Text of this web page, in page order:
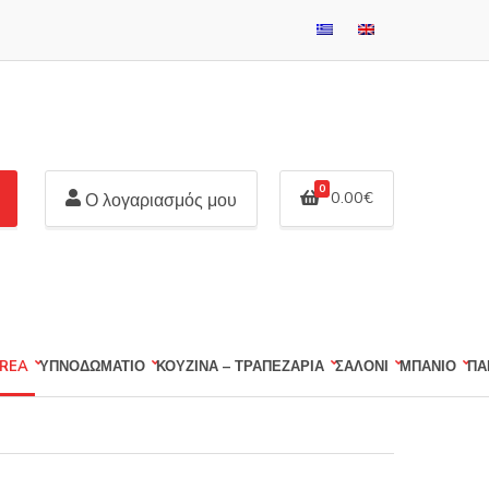
Ο λογαριασμός μου 0 0.00€
ΥΠΝΟΔΩΜΑΤΙΟ ΚΟΥΖΙΝΑ – ΤΡΑΠΕΖΑΡΙΑ ΣΑΛΟΝΙ ΜΠΑΝΙΟ